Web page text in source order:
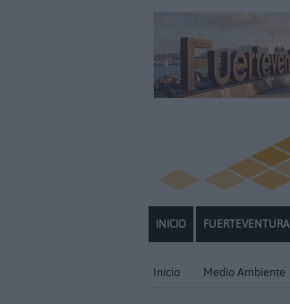
INICIO FUERTEVENTURA
Inicio Medio Ambiente